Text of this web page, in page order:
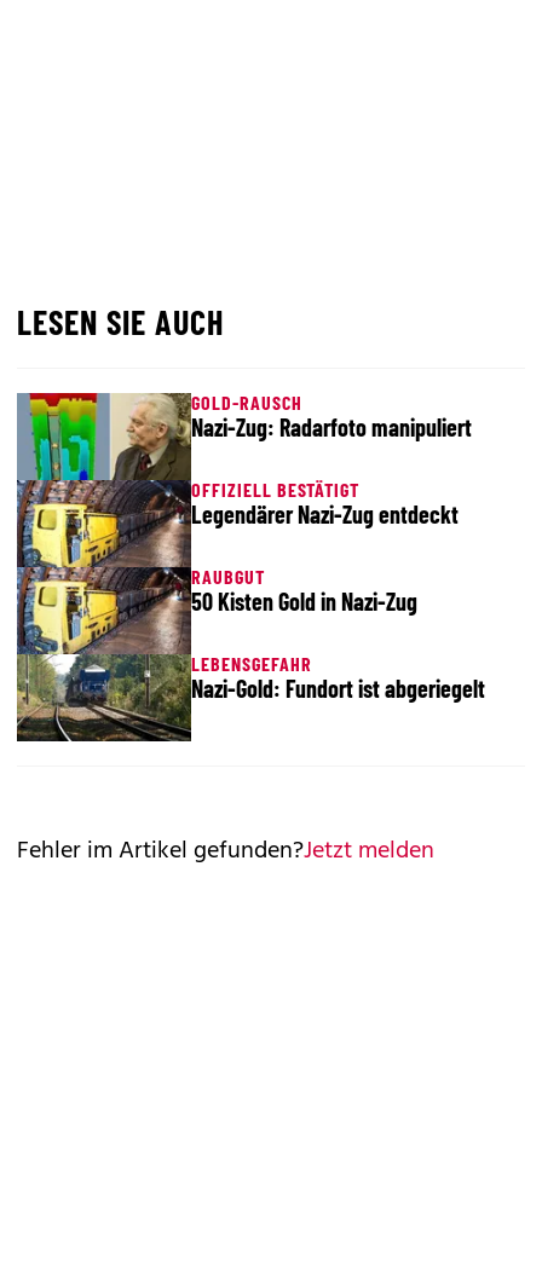
LESEN SIE AUCH
GOLD-RAUSCH
Nazi-Zug: Radarfoto manipuliert
OFFIZIELL BESTÄTIGT
Legendärer Nazi-Zug entdeckt
RAUBGUT
50 Kisten Gold in Nazi-Zug
LEBENSGEFAHR
Nazi-Gold: Fundort ist abgeriegelt
Fehler im Artikel gefunden?Jetzt melden